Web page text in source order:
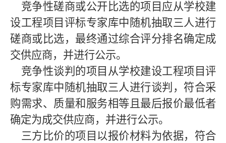
竞争性磋商或公开比选的项目应从学校建
设工程项目评标专家库中随机抽取三人进行
磋商或比选，最终通过综合评分排名确定成
交供应商，并进行公示。
竞争性谈判的项目从学校建设工程项目评
标专家库中随机抽取三人进行谈判，符合采
购需求、质量和服务相等且最后报价最低者
确定为成交供应商，并进行公示。
三方比价的项目以报价材料为依据，符合